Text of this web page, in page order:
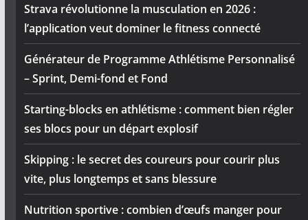
Strava révolutionne la musculation en 2026 :
l’application veut dominer le fitness connecté
Générateur de Programme Athlétisme Personnalisé
– Sprint, Demi-fond et Fond
Starting-blocks en athlétisme : comment bien régler
ses blocs pour un départ explosif
Skipping : le secret des coureurs pour courir plus
vite, plus longtemps et sans blessure
Nutrition sportive : combien d’œufs manger pour